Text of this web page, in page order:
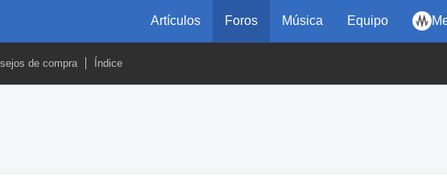
Artículos Foros Música Equipo
de compra Índice